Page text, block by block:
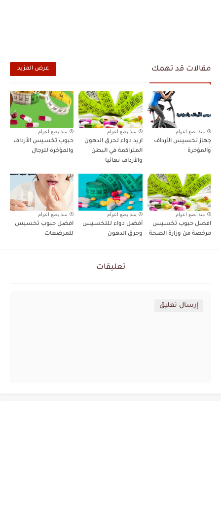
مقالات قد تهمك عرض المزيد
منذ بضع اعوام
جهاز تخسيس الأرداف
والمؤخرة
منذ بضع اعوام
اريد دواء لحرق الدهون
المتراكمة في البطن
والأرداف نهائيا
منذ بضع اعوام
حبوب تخسيس الأرداف
والمؤخرة للرجال
منذ بضع اعوام
افضل حبوب تخسيس
مرخصة من وزارة الصحة
منذ بضع اعوام
أفضل دواء للتخسيس
وحرق الدهون
منذ بضع اعوام
افضل حبوب تخسيس
للمرضعات
تعليقات
إرسال تعليق